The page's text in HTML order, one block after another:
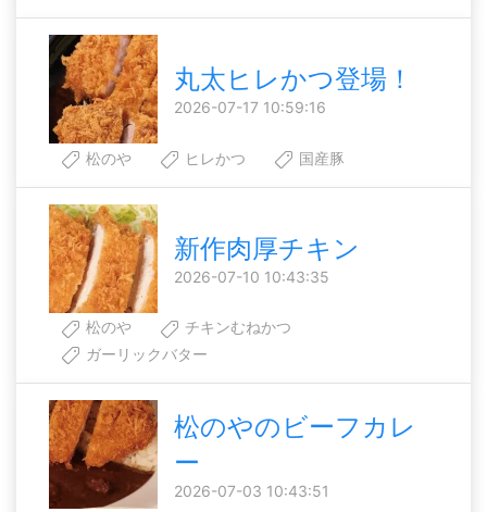
丸太ヒレかつ登場！
2026-07-17 10:59:16
松のや ヒレかつ 国産豚
新作肉厚チキン
2026-07-10 10:43:35
松のや
チキンむねかつ
ガーリックバター
松のやのビーフカレ
ー
2026-07-03 10:43:51